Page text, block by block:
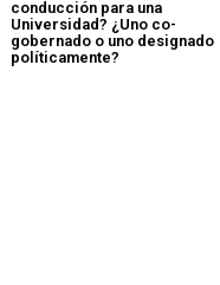
conducción para una
Universidad? ¿Uno co-
gobernado o uno designado
políticamente?